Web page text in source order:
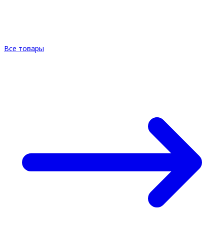
Все товары